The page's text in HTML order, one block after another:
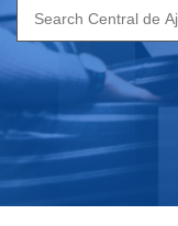
Search
for: